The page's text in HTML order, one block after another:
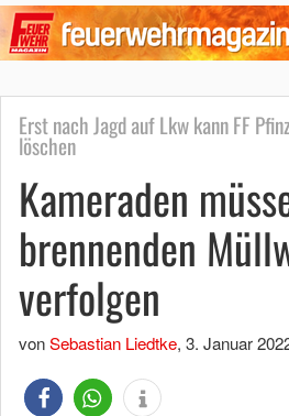
Erst nach Jagd auf Lkw kann FF
löschen
Kameraden
brennenden
verfolgen
vonSebastian Liedtke, 3. Januar